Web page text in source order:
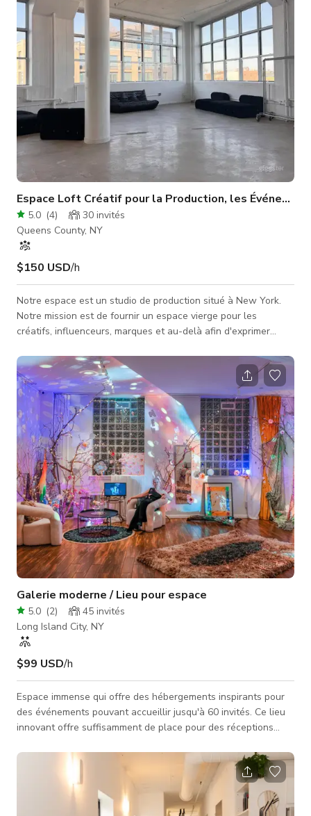
Espace Loft Créatif pour la Production, les
5.0 (4) 30 invités
Queens County, NY
$150 USD/h
Notre espace est un studio de production situé à New York.
Notre mission est de fournir un espace vierge pour les
créatifs, influenceurs, marques et au-delà afin d'exprimer
sûr pour la communauté créative, proche et lointaine, nous
avons également créé un espace où nous pouvons donner vie
à nos propres visions.
Galerie moderne / Lieu pour espace
5.0 (2) 45 invités
Long Island City, NY
$99 USD/h
Espace immense qui offre des hébergements inspirants pour
des événements pouvant accueillir jusqu'à 60 invités. Ce lieu
innovant offre suffisamment de place pour des réceptions
sont parfaitement adaptées aux besoins des invités. Le lieu
est facilement configurable pour un dîner de style banquet, ou
pour une piste de danse avec vos amis les plus chers.
Envoyez-nous un message ici pour plus d'informations.